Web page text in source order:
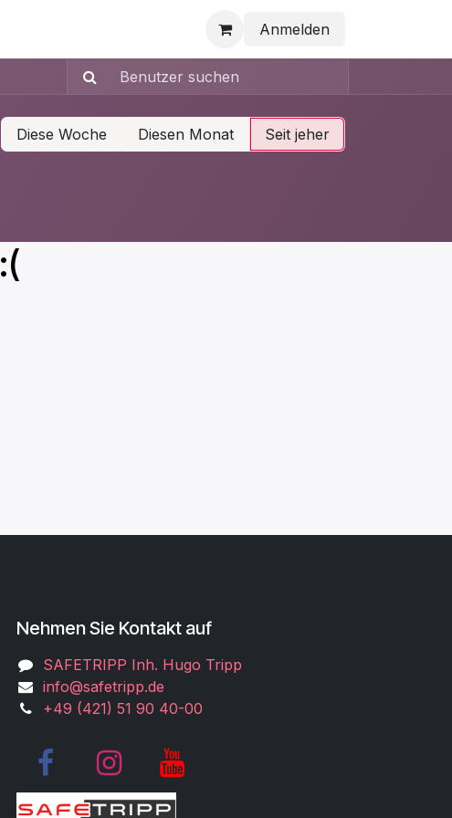
Anmelden
Diese Woche Diesen Monat Seit jeher
Nehmen Sie Kontakt auf
SAFETRIPP Inh. Hugo Tripp
info@safetripp.de
+49 (421) 51 90 40-00